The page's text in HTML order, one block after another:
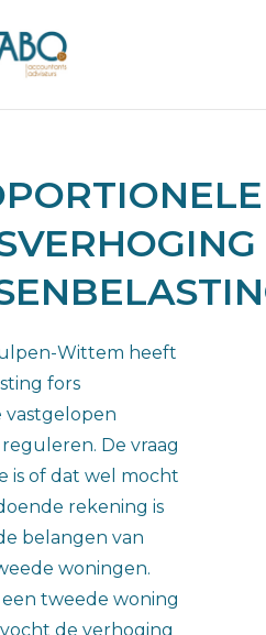
Wittem heeft
fors
vastgelopen
De vraag
is of dat wel mocht
rekening is
belangen van
woningen.
tweede woning
de verhoging